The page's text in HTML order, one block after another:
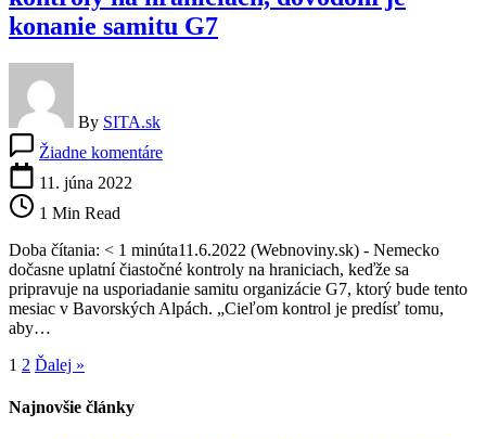
konanie samitu G7
By SITA.sk
Žiadne komentáreNemecko
na
hraniciach,
dôvodom
je
11. júna 2022
1 Min Read
Doba čítania: < 1 minúta11.6.2022 (Webnoviny.sk) - Nemecko
dočasne uplatní čiastočné kontroly na hraniciach, keďže sa
pripravuje na usporiadanie samitu organizácie G7, ktorý bude tento
mesiac v Bavorských Alpách. „Cieľom kontrol je predísť tomu,
aby…
1 2 Ďalej »
Najnovšie články